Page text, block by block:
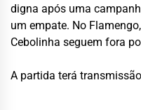
digna após uma
um empate. No
Cebolinha seguem fora
A partida terá